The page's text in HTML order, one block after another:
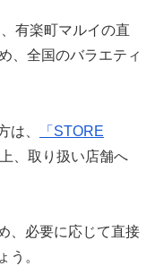
有楽町マルイの直
、全国のバラエティ
は、
「STORE
、取り扱い店舗へ
、必要に応じて直接
う。